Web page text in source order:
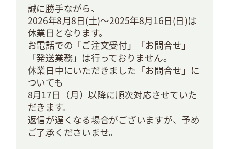
誠に勝手ながら、
2026年8月8日(土)～2025年8月16日(日)は
休業日となります。
お電話での「ご注文受付」「お問合せ」
「発送業務」は行っておりません。
休業日中にいただきました「お問合せ」に
ついても
8月17日（月）以降に順次対応させていた
だきます。
返信が遅くなる場合がございますが、予め
ご了承くださいませ。